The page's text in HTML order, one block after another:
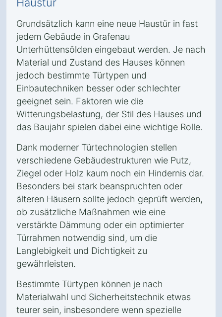
Grundsätzlich kann eine neue Haustür in fast
jedem Gebäude in Grafenau
Unterhüttensölden eingebaut werden. Je nach
Material und Zustand des Hauses können
jedoch bestimmte Türtypen und
Einbautechniken besser oder schlechter
geeignet sein. Faktoren wie die
Witterungsbelastung, der Stil des Hauses und
das Baujahr spielen dabei eine wichtige Rolle.
Dank moderner Türtechnologien stellen
verschiedene Gebäudestrukturen wie Putz,
Ziegel oder Holz kaum noch ein Hindernis dar.
Besonders bei stark beanspruchten oder
älteren Häusern sollte jedoch geprüft werden,
ob zusätzliche Maßnahmen wie eine
verstärkte Dämmung oder ein optimierter
Türrahmen notwendig sind, um die
Langlebigkeit und Dichtigkeit zu
gewährleisten.
Bestimmte Türtypen können je nach
Materialwahl und Sicherheitstechnik etwas
teurer sein, insbesondere wenn spezielle